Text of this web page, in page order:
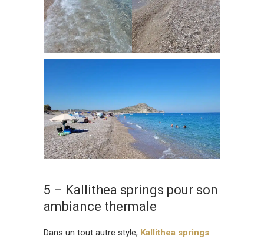
5 – Kallithea springs pour son
ambiance thermale
Dans un tout autre style, Kallithea springs